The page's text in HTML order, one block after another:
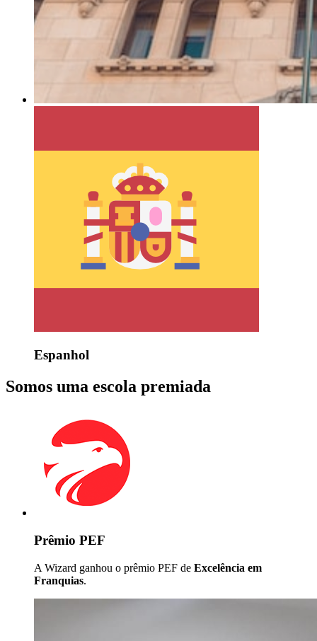
Espanhol
Somos uma escola premiada
Prêmio PEF
A Wizard ganhou o prêmio PEF de Excelência em
Franquias.